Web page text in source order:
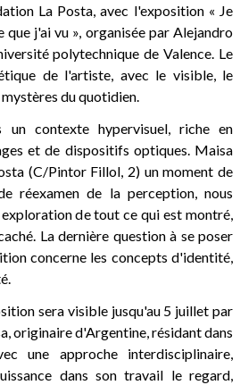
La Posta, avec l'exposition « Je
que j'ai vu », organisée par Alejandro
polytechnique de Valence. Le
de l'artiste, avec le visible, le
du quotidien.
un contexte hypervisuel, riche en
et de dispositifs optiques. Maisa
(C/Pintor Fillol, 2) un moment de
réexamen de la perception, nous
de tout ce qui est montré,
La dernière question à se poser
concerne les concepts d'identité,
sera visible jusqu'au 5 juillet par
originaire d'Argentine, résidant dans
une approche interdisciplinaire,
dans son travail le regard,